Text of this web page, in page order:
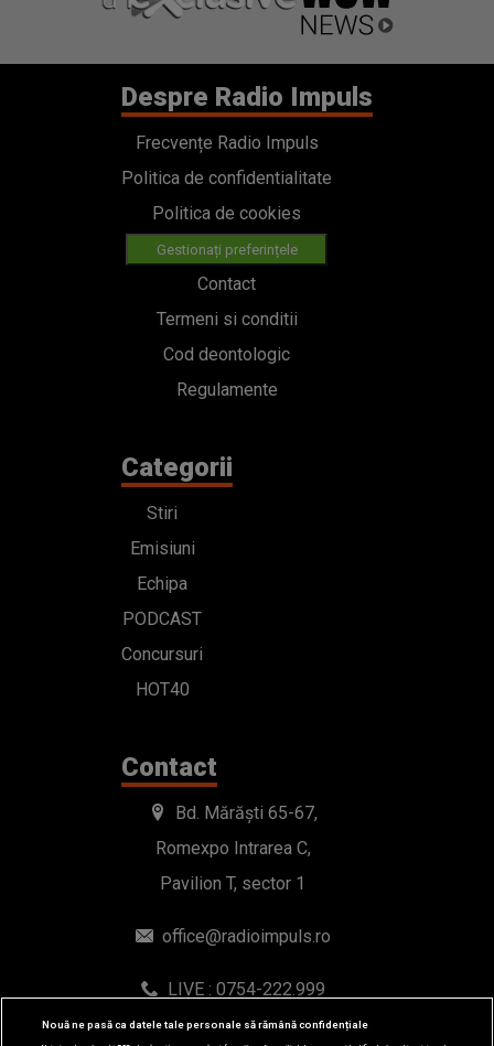
Despre Radio Impuls
Frecvențe Radio Impuls
Politica de confidentialitate
Politica de cookies
Gestionați preferințele
Contact
Termeni si conditii
Cod deontologic
Regulamente
Categorii
Stiri
Emisiuni
Echipa
PODCAST
Concursuri
HOT40
Contact
Bd. Mărăști 65-67,
Romexpo Intrarea C,
Pavilion T, sector 1
office@radioimpuls.ro
LIVE : 0754-222.999
WhatsApp: 0754-222.999
Nouă ne pasă ca datele tale personale să rămână confidențiale